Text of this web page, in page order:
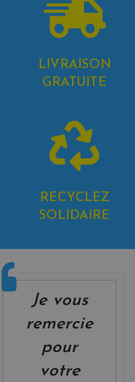
LIVRAISON
GRATUITE
RECYCLEZ
SOLIDAIRE
Je vous
remercie
pour
votre